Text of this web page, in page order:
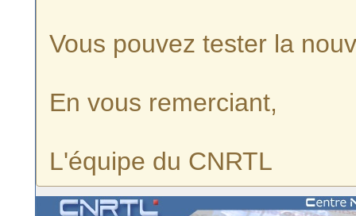
Vous pouvez tester la
En vous remerciant,
L'équipe du CNRTL